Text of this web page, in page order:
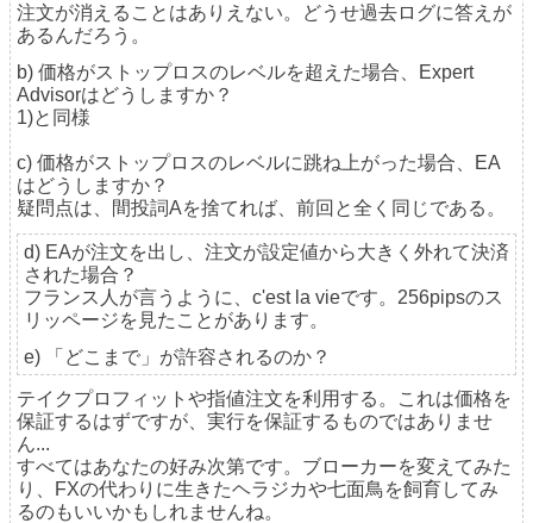
注文が消えることはありえない。どうせ過去ログに答えが
あるんだろう。
b) 価格がストップロスのレベルを超えた場合、Expert
Advisorはどうしますか？
1)と同様
c) 価格がストップロスのレベルに跳ね上がった場合、EA
はどうしますか？
疑問点は、間投詞Aを捨てれば、前回と全く同じである。
d) EAが注文を出し、注文が設定値から大きく外れて決済
された場合？
フランス人が言うように、c'est la vieです。256pipsのス
リッページを見たことがあります。
e) 「どこまで」が許容されるのか？
テイクプロフィットや指値注文を利用する。これは価格を
保証するはずですが、実行を保証するものではありませ
ん...
すべてはあなたの好み次第です。ブローカーを変えてみた
り、FXの代わりに生きたヘラジカや七面鳥を飼育してみ
るのもいいかもしれませんね。